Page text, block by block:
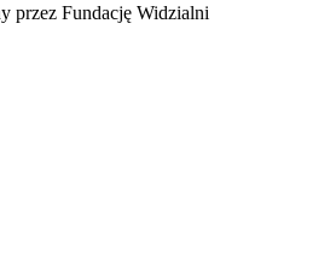
przez Fundację Widzialni